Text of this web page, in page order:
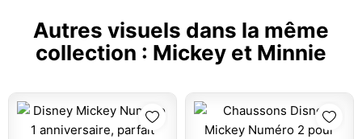
Autres visuels dans la même
collection : Mickey et Minnie